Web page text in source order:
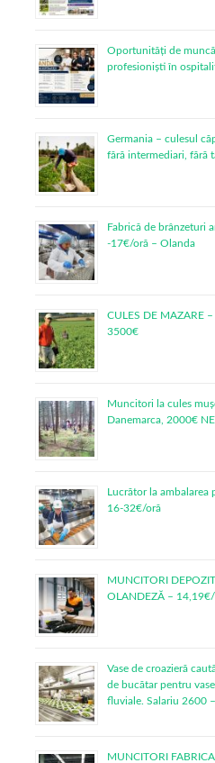
Oportunități de
profesioniști în
Germania – culesul
fără intermediari, fără
Fabrică de brânzeturi
-17€/oră – Olanda
CULES DE MAZARE
3500€
Muncitori la cules
Danemarca, 2000€
Lucrător la ambalarea
16-32€/oră
MUNCITORI
OLANDEZĂ –
Vase de croazieră
de bucătar pentru
fluviale. Salariu 2600
MUNCITORI